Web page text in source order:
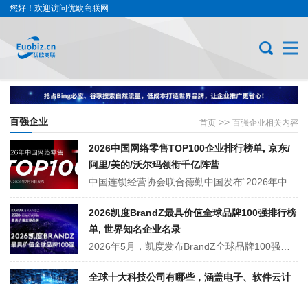
您好！欢迎访问优欧商联网
首页 >> 百强企业相关内容
百强企业
2026中国网络零售TOP100企业排行榜单, 京东/
阿里/美的/沃尔玛领衔千亿阵营
中国连锁经营协会联合德勤中国发布“2026年中国网络零售TOP100”榜单。数据显示，上榜企业网络销售总规模达2.21万亿元。京东、阿里、美的、沃尔玛4家企业跻身千亿阵营。榜单涵盖零售渠道与消费品企业，并同步发布零售渠道、食品饮料、服装鞋帽、家居家电及家清个护化妆品五大细分赛道排名。
2026凯度BrandZ最具价值全球品牌100强排行榜
单, 世界知名企业名录
2026年5月，凯度发布BrandZ全球品牌100强榜单，本届百强总价值同比大涨22%，AI成核心增长动力。本次共13家中国品牌上榜，食品饮料领域中茅台入围主榜，农夫山泉、伊利、东鹏特饮跻身行业子榜，其中东鹏特饮首次上榜，彰显国货饮品品牌实力。
全球十大科技公司有哪些，涵盖电子、软件云计